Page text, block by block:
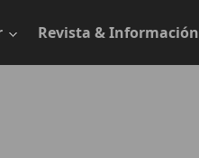
Revista & Información